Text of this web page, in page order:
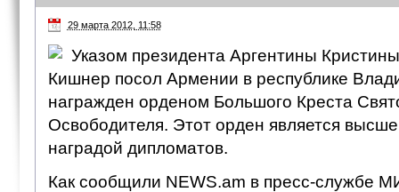
29 марта 2012, 11:58
Указом президента Аргентины
Кишнер посол Армении в республике
награжден орденом Большого Креста
Освободителя. Этот орден является
наградой дипломатов.
Как сообщили NEWS.am в пресс-службе